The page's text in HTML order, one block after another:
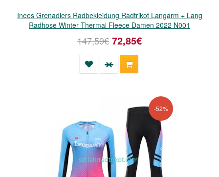
Ineos Grenadiers Radbekleidung Radtrikot Langarm + Lang
Radhose Winter Thermal Fleece Damen 2022 N001
147,59€ 72,85€
-52%